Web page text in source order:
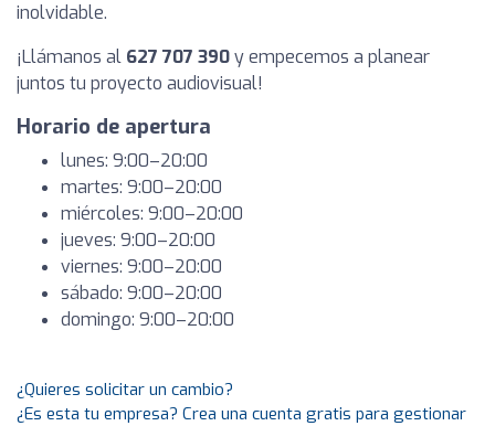
inolvidable.
¡Llámanos al 627 707 390y empecemos a planear
juntos tu proyecto audiovisual!
Horario de apertura
lunes: 9:00–20:00
martes: 9:00–20:00
miércoles: 9:00–20:00
jueves: 9:00–20:00
viernes: 9:00–20:00
sábado: 9:00–20:00
domingo: 9:00–20:00
¿Quieres solicitar un cambio?
¿Es esta tu empresa? Crea una cuenta gratis para gestionar